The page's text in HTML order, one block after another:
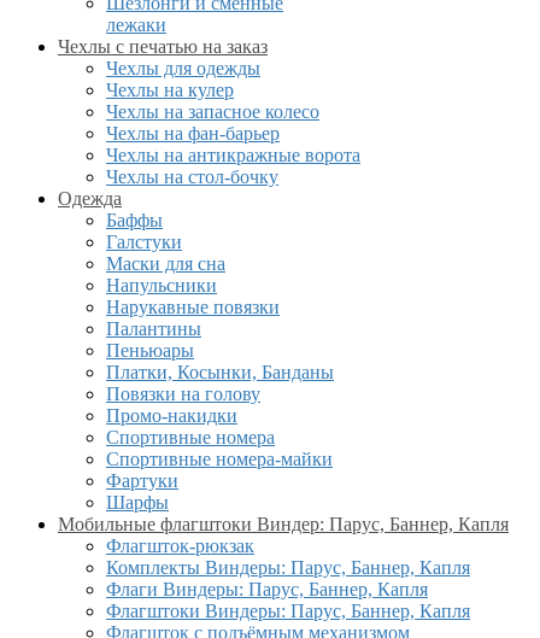
лежаки
Чехлы с печатью на заказ
Чехлы для одежды
Чехлы на кулер
Чехлы на запасное колесо
Чехлы на фан-барьер
Чехлы на антикражные ворота
Чехлы на стол-бочку
Одежда
Баффы
Галстуки
Маски для сна
Напульсники
Нарукавные повязки
Палантины
Пеньюары
Платки, Косынки, Банданы
Повязки на голову
Промо-накидки
Спортивные номера
Спортивные номера-майки
Фартуки
Шарфы
Мобильные флагштоки Виндер: Парус, Баннер, Капля
Флагшток-рюкзак
Комплекты Виндеры: Парус, Баннер, Капля
Флаги Виндеры: Парус, Баннер, Капля
Флагштоки Виндеры: Парус, Баннер, Капля
Флагшток с подъёмным механизмом